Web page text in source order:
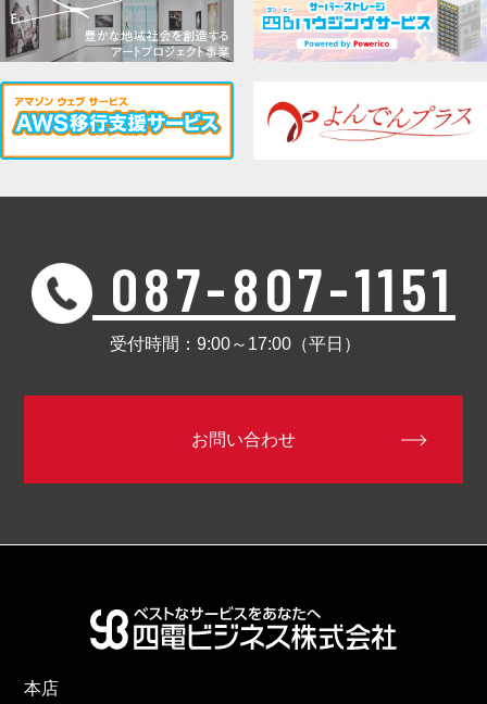
087-807-1151
受付時間：9:00～17:00（平日）
お問い合わせ
本店